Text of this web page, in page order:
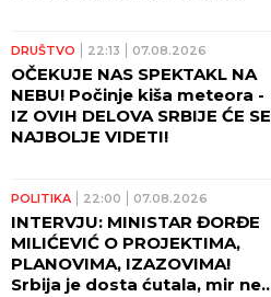
DRUŠTVO 22:13 07.08.2026
OČEKUJE NAS SPEKTAKL NA
NEBU! Počinje kiša meteora -
IZ OVIH DELOVA SRBIJE ĆE SE
NAJBOLJE VIDETI!
POLITIKA 22:00 07.08.2026
INTERVJU: MINISTAR ĐORĐE
MILIĆEVIĆ O PROJEKTIMA,
PLANOVIMA, IZAZOVIMA!
Srbija je dosta ćutala, mir ne